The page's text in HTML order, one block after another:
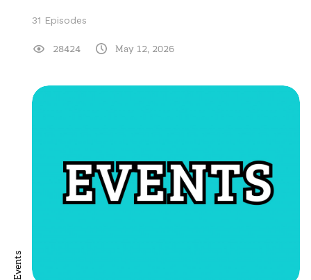
31 Episodes
28424 May 12, 2026
Events